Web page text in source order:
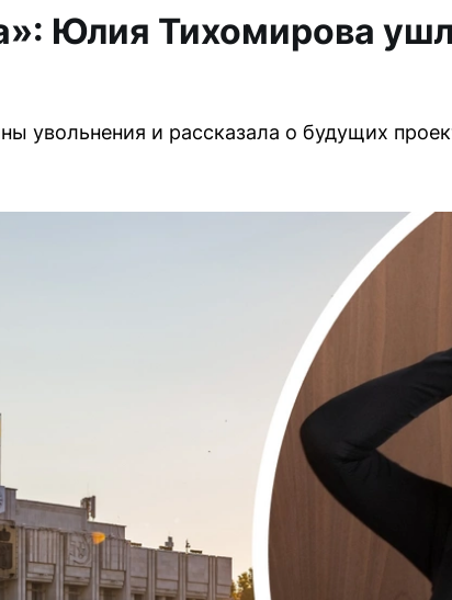
Юлия Тихомирова
увольнения и рассказала о будущих